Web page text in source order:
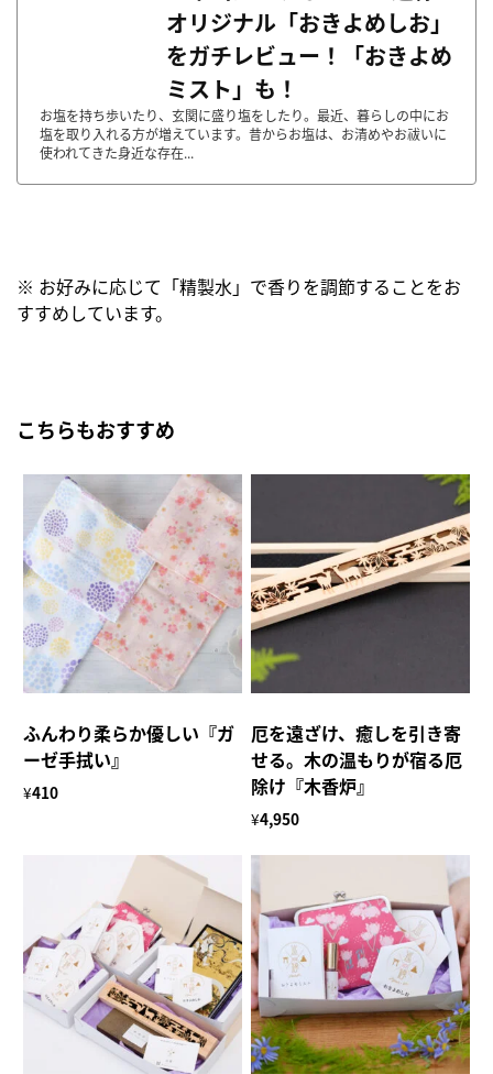
オリジナル「おきよめしお」
をガチレビュー！「おきよめ
ミスト」も！
お塩を持ち歩いたり、玄関に盛り塩をしたり。最近、暮らしの中にお
塩を取り入れる方が増えています。昔からお塩は、お清めやお祓いに
使われてきた身近な存在...
※ お好みに応じて「精製水」で香りを調節することをお
すすめしています。
こちらもおすすめ
ふんわり柔らか優しい『ガ
ーゼ手拭い』
¥410
厄を遠ざけ、癒しを引き寄
せる。木の温もりが宿る厄
除け『木香炉』
¥4,950